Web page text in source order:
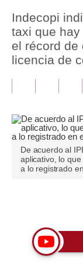
Política
Tu Dinero
Finanzas
Plus G
Opinión
Editorial
Tendencias
Indecopi
taxi que
el récord de
licencia de
De acuerdo al
aplicativo, lo
a lo registrado